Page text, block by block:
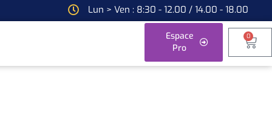
Lun > Ven : 8:30 - 12.00 / 14.00 - 18.00
Espace
Pro
0